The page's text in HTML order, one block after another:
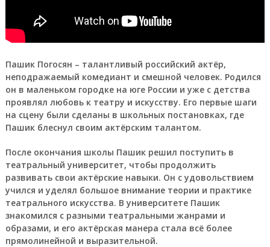
Пашик Погосян – талантливый российский актёр,
неподражаемый комедиант и смешной человек. Родился
он в маленьком городке на юге России и уже с детства
проявлял любовь к театру и искусству. Его первые шаги
на сцену были сделаны в школьных постановках, где
Пашик блеснул своим актёрским талантом.
После окончания школы Пашик решил поступить в
театральный университет, чтобы продолжить
развивать свои актёрские навыки. Он с удовольствием
учился и уделял большое внимание теории и практике
театрального искусства. В университете Пашик
знакомился с разными театральными жанрами и
образами, и его актёрская манера стала всё более
прямолинейной и выразительной.